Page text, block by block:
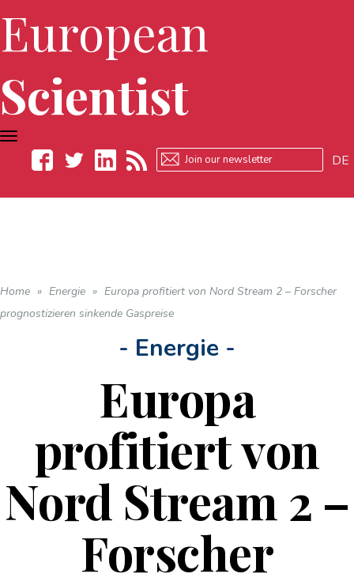
European
Scientist
DE
TOGGLE
NAVIGATION
Home » Energie » Europa profitiert von Nord Stream 2 – Forscher
prognostizieren sinkende Gaspreise
- Energie -
Europa
profitiert von
Nord Stream 2 –
Forscher